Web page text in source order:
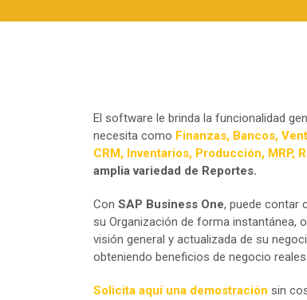
El software le brinda la funcionalidad
necesita como Finanzas, Bancos,
CRM, Inventarios, Producción, MRP,
amplia variedad de Reportes.
Con SAP Business One, puede contar
su Organización de forma instantánea,
visión general y actualizada de su
obteniendo beneficios de negocio
Solicita aquí una demostración sin